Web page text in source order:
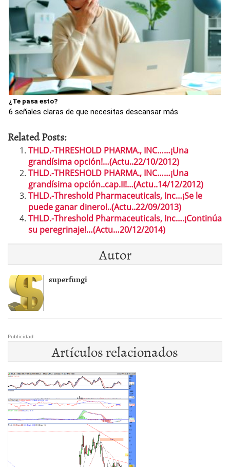
¿Te pasa esto?
6 señales claras de que necesitas descansar más
Related Posts:
THLD.-THRESHOLD PHARMA., INC……¡Una
grandísima opción!…(Actu..22/10/2012)
THLD.-THRESHOLD PHARMA., INC……¡Una
grandísima opción..cap.II!…(Actu..14/12/2012)
THLD.-Threshold Pharmaceuticals, Inc…¡Se le
puede ganar dinero!..(Actu..22/09/2013)
THLD.-Threshold Pharmaceuticals, Inc….¡Continúa
su peregrinaje!…(Actu…20/12/2014)
Autor
superfungi
Publicidad
Artículos relacionados